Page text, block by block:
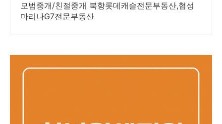
모범중개/친절중개 북항롯데캐슬전문부동산,협성
마리나G7전문부동산